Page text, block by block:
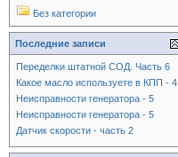
Без категории
Последние записи
Переделки штатной СОД. Часть 6
Какое масло используете в КПП - 4
Неисправности генератора - 5
Неисправности генератора - 5
Датчик скорости - часть 2